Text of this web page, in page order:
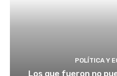
POLÍTICA Y
Los que fueron no